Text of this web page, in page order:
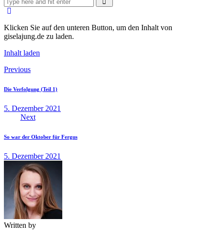
Klicken Sie auf den unteren Button, um den Inhalt von
giselajung.de zu laden.
Inhalt laden
Beitragsnavigation
Previous
Die Verfolgung (Teil 1)
5. Dezember 2021
Next
So war der Oktober für Fergus
5. Dezember 2021
Written by